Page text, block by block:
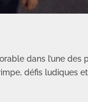
dans l’une des
défis ludiques et